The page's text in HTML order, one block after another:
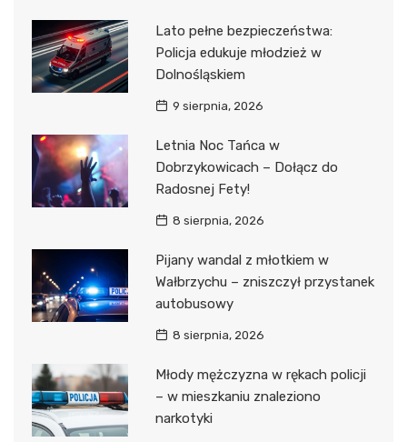
Lato pełne bezpieczeństwa:
Policja edukuje młodzież w
Dolnośląskiem
9 sierpnia, 2026
Letnia Noc Tańca w
Dobrzykowicach – Dołącz do
Radosnej Fety!
8 sierpnia, 2026
Pijany wandal z młotkiem w
Wałbrzychu – zniszczył przystanek
autobusowy
8 sierpnia, 2026
Młody mężczyzna w rękach policji
– w mieszkaniu znaleziono
narkotyki